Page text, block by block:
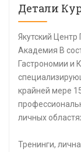
Детали
Якутский
Академия В
Гастрономии и
крайней мере
личных
Тренинги,